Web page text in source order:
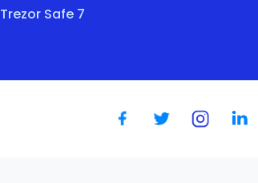
Trezor Safe 7